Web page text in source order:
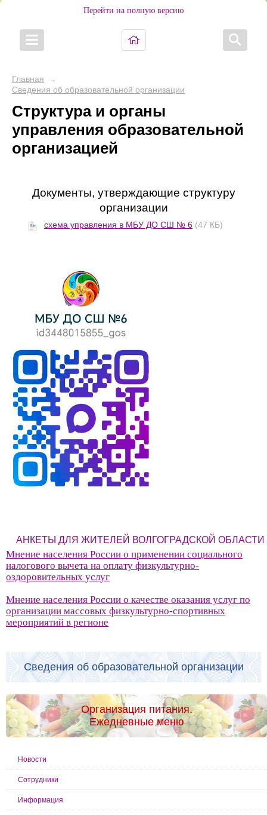
Перейти на полную версию
Главная →
Сведения об образовательной организации
Структура и органы
управления образовательной
организацией
Документы, утверждающие структуру
организации
схема управления в МБУ ДО СШ № 6 (47 КБ)
АНКЕТЫ ДЛЯ ЖИТЕЛЕЙ ВОЛГОГРАДСКОЙ ОБЛАСТИ
Мнение населения России о применении социального
налогового вычета на оплату физкультурно-
оздоровительных услуг
Мнение населения России о качестве оказания услуг по
организации массовых физкультурно-спортивных
мероприятий в регионе
Сведения об образовательной организации
Организация питания.
Ежедневные меню
Новости
Сотрудники
Информация